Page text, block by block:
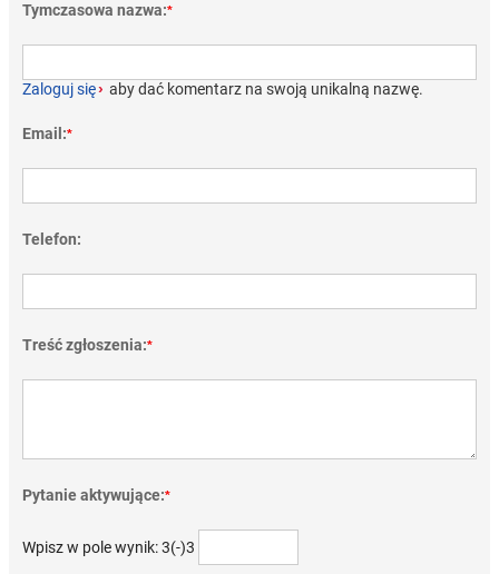
Tymczasowa nazwa:*
Zaloguj się› aby dać komentarz na swoją unikalną nazwę.
Email:*
Telefon:
Treść zgłoszenia:*
Pytanie aktywujące:*
Wpisz w pole wynik: 3(-)3